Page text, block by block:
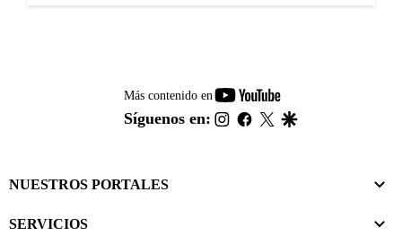
Más contenido en
youtube-
footer
Síguenos en: instagram
facebook
twitter
NUESTROS PORTALES
SERVICIOS